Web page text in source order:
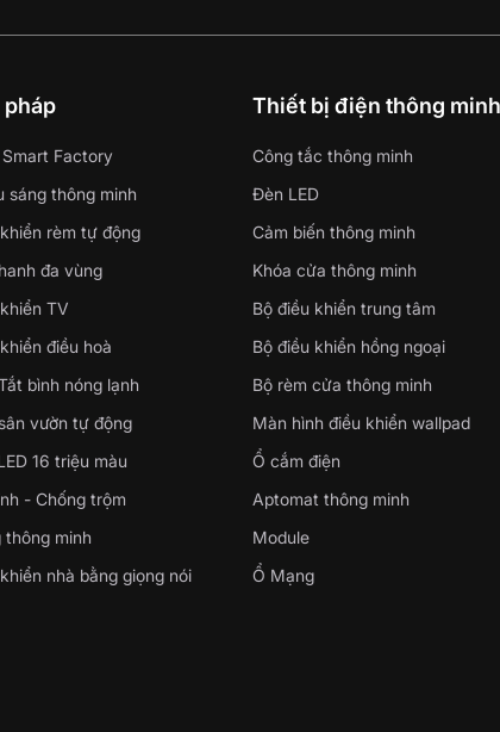
pháp
Smart Factory
sáng thông minh
rèm tự động
đa vùng
TV
điều hoà
bình nóng lạnh
vườn tự động
16 triệu màu
- Chống trộm
thông minh
nhà bằng giọng nói
Thiết bị điện thông minh
Công tắc thông minh
Đèn LED
Cảm biến thông minh
Khóa cửa thông minh
Bộ điều khiển trung tâm
Bộ điều khiển hồng ngoại
Bộ rèm cửa thông minh
Màn hình điều khiển wallpad
Ổ cắm điện
Aptomat thông minh
Module
Ổ Mạng